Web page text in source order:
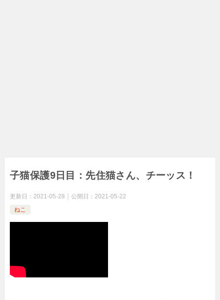
子猫保護9日目：先住猫さん、チーッス！
更新日： 2021-05-28 公開日： 2021-05-22
ねこ